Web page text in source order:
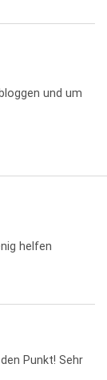
und um
helfen
Punkt! Sehr